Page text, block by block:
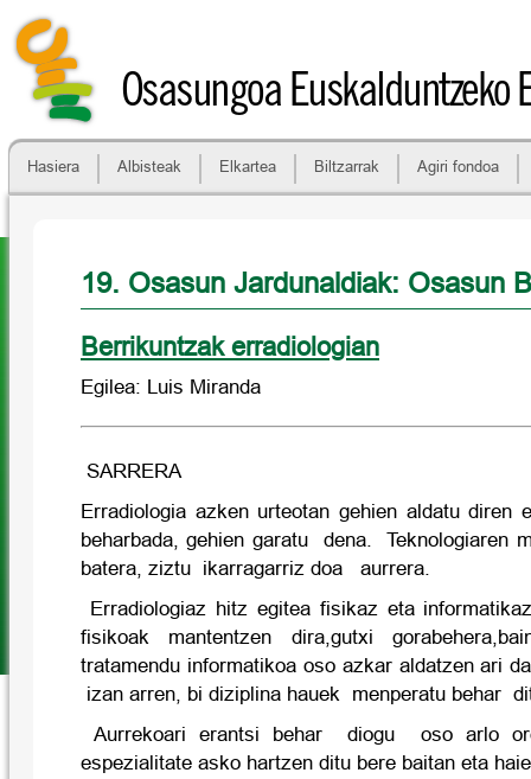
Osasungoa Euskalduntzeko
Hasiera Albisteak Elkartea Biltzarrak Agiri fondoa
19. Osasun Jardunaldiak: Osasun
Berrikuntzak erradiologian
Egilea: Luis Miranda
SARRERA
Erradiologia azken urteotan gehien aldatu diren
beharbada, gehien garatu dena. Teknologiaren
batera, ziztu ikarragarriz doa aurrera.
Erradiologiaz hitz egitea fisikaz eta
fisikoak mantentzen dira,gutxi
tratamendu informatikoa oso azkar aldatzen ari
izan arren, bi diziplina hauek menperatu behar
Aurrekoari erantsi behar diogu oso arlo
espezialitate asko hartzen ditu bere baitan eta